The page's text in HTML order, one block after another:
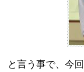
と言う事で、今